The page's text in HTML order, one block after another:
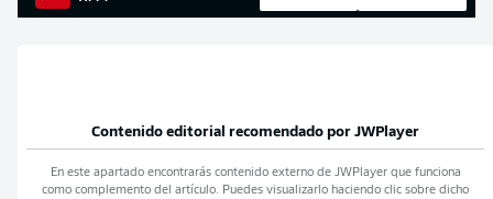
Contenido editorial recomendado por JWPlayer
En este apartado encontrarás contenido externo de JWPlayerque funciona
como complemento del artículo. Puedes visualizarlo haciendo clic sobre dicho